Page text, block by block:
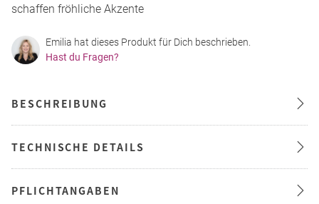
schaffen fröhliche Akzente
Emilia hat dieses Produkt für Dich beschrieben.
Hast du Fragen?
BESCHREIBUNG
TECHNISCHE DETAILS
PFLICHTANGABEN